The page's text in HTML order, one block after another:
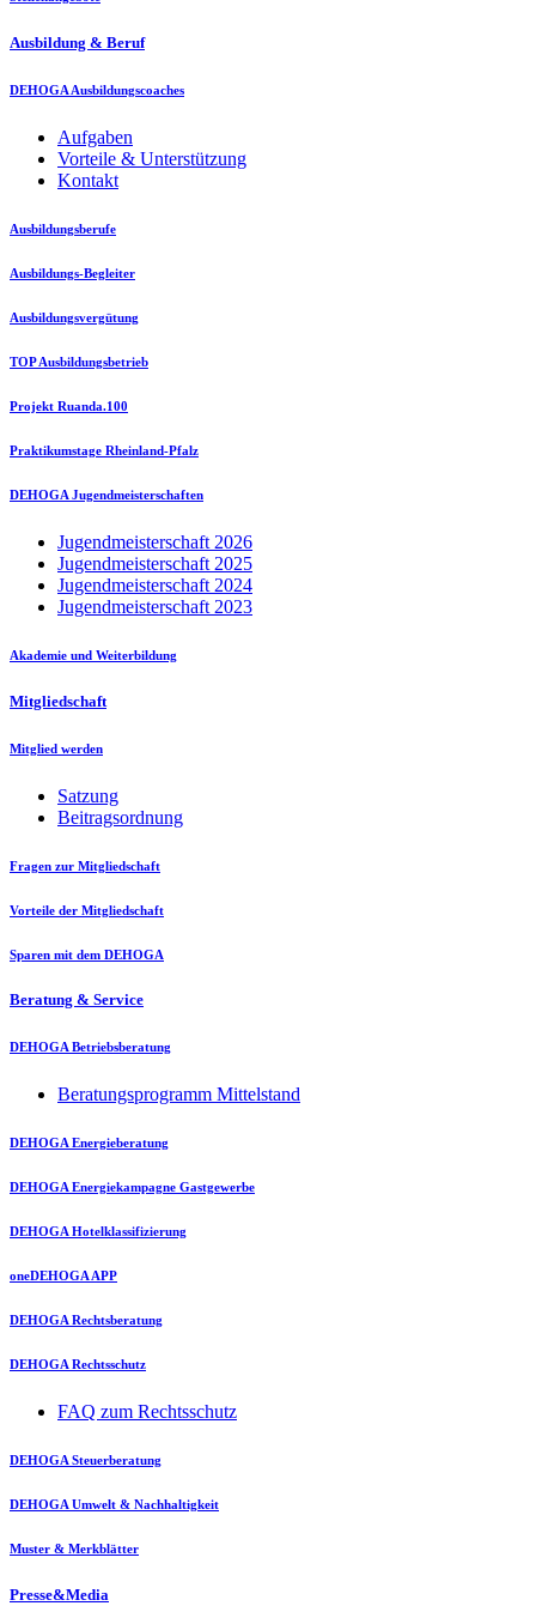
Ausbildung & Beruf
DEHOGA Ausbildungscoaches
Aufgaben
Vorteile & Unterstützung
Kontakt
Ausbildungsberufe
Ausbildungs-Begleiter
Ausbildungsvergütung
TOP Ausbildungsbetrieb
Projekt Ruanda.100
Praktikumstage Rheinland-Pfalz
DEHOGA Jugendmeisterschaften
Jugendmeisterschaft 2026
Jugendmeisterschaft 2025
Jugendmeisterschaft 2024
Jugendmeisterschaft 2023
Akademie und Weiterbildung
Mitgliedschaft
Mitglied werden
Satzung
Beitragsordnung
Fragen zur Mitgliedschaft
Vorteile der Mitgliedschaft
Sparen mit dem DEHOGA
Beratung & Service
DEHOGA Betriebsberatung
Beratungsprogramm Mittelstand
DEHOGA Energieberatung
DEHOGA Energiekampagne Gastgewerbe
DEHOGA Hotelklassifizierung
oneDEHOGA APP
DEHOGA Rechtsberatung
DEHOGA Rechtsschutz
FAQ zum Rechtsschutz
DEHOGA Steuerberatung
DEHOGA Umwelt & Nachhaltigkeit
Muster & Merkblätter
Presse&Media